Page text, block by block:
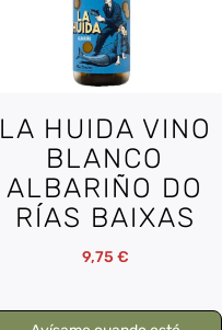
LA HUIDA VINO
BLANCO
ALBARIÑO DO
RÍAS BAIXAS
9,75 €